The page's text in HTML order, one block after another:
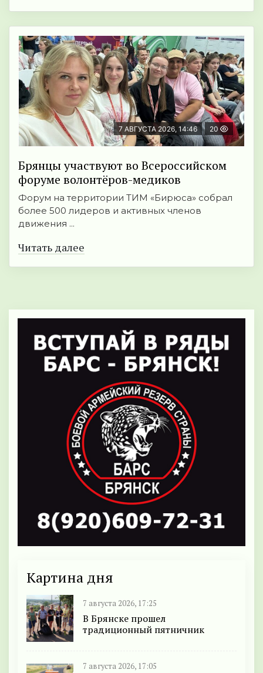
7 АВГУСТА 2026, 14:46 20
Брянцы участвуют во Всероссийском
форуме волонтёров-медиков
Форум на территории ТИМ «Бирюса» собрал
более 500 лидеров и активных членов
движения ...
Читать далее
Картина дня
7 августа 2026, 17:25
В Брянске прошел
традиционный пятничник
7 августа 2026, 17:05